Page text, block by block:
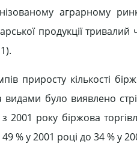
аграрному
продукції
приросту кількості
було виявлено
року біржова
% у 2001 році до 34 % у